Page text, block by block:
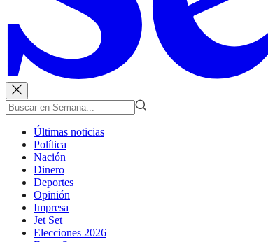
Últimas noticias
Política
Nación
Dinero
Deportes
Opinión
Impresa
Jet Set
Elecciones 2026